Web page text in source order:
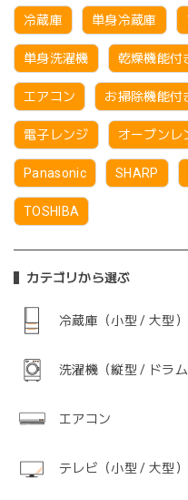
冷蔵庫 単身冷蔵庫
単身洗濯機 乾燥機能付
エアコン お掃除機能付
電子レンジ オーブンレ
Panasonic SHARP
TOSHIBA
カテゴリから選ぶ
冷蔵庫（小型 / 大型）
洗濯機（縦型 / ドラム
エアコン
テレビ（小型 / 大型）